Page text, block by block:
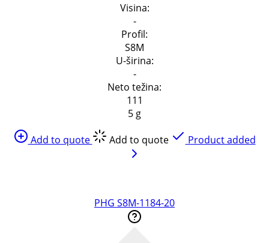
Visina:
-
Profil:
S8M
U-širina:
-
Neto težina:
111
5 g
Add to quote
Add to quote Product added
PHG S8M-1184-20